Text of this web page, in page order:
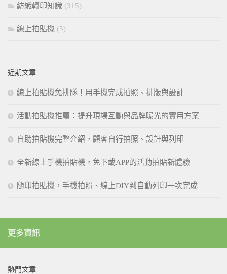
紡織轉印知識 (315)
線上拍貼機 (5)
近期文章
線上拍貼機免排隊！用手機完成拍照、排版與設計
活動拍貼機推薦：提升現場互動與品牌曝光的實用方案
自助拍貼機完整介紹，顧客自行拍照、設計與列印
全新線上手機拍貼機，免下載APP的活動拍貼新體驗
隨印拍貼機，手機拍照、線上DIY到自動列印一次完成
更多資訊
熱門文章